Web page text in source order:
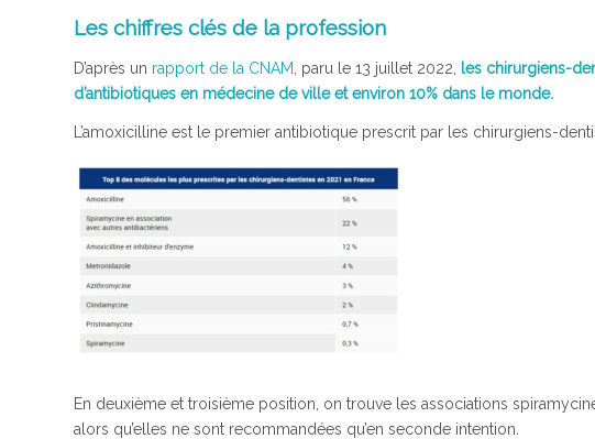
Les chiffres clés de la profession
D’après un rapport de la CNAM , paru le 13 juillet 2022,
les chirurgiens-
d’antibiotiques en médecine de ville et environ 10% dans le monde.
L’amoxicilline est le premier antibiotique prescrit par les chirurgiens-
En deuxième et troisième position, on trouve les associations
alors qu’elles ne sont recommandées qu’en seconde intention.